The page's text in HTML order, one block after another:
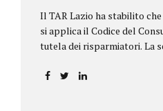
Il TAR Lazio ha stabilito
si applica il Codice del
tutela dei risparmiatori. La
capitale o interessi per